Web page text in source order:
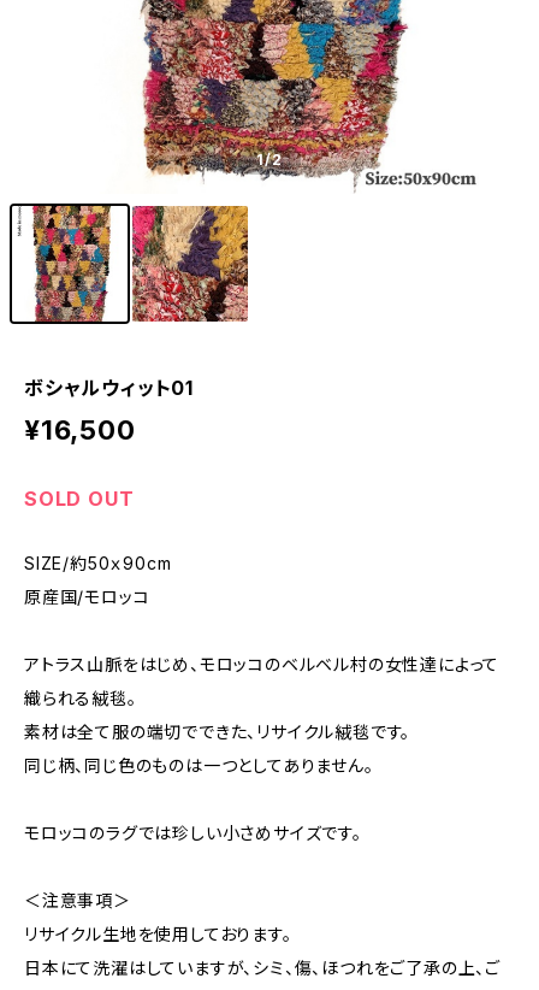
1/2
ボシャルウィット01
¥16,500
SOLD OUT
SIZE/約50ｘ90cm
原産国/モロッコ
アトラス山脈をはじめ、モロッコのベルベル村の女性達によって
織られる絨毯。
素材は全て服の端切でできた、リサイクル絨毯です。
同じ柄、同じ色のものは一つとしてありません。
モロッコのラグでは珍しい小さめサイズです。
＜注意事項＞
リサイクル生地を使用しております。
日本にて洗濯はしていますが、シミ、傷、ほつれをご了承の上、ご